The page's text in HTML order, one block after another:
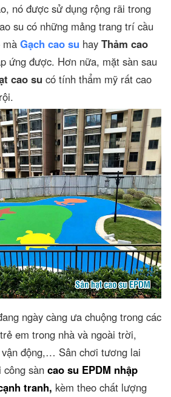
nó được sử dụng rộng rãi trong
su có những mảng trang trí cầu
mà Gạch cao su hay Thảm cao
ứng được. Hơn nữa, mặt sàn sau
cao su có tính thẩm mỹ rất cao
ngày càng ưa chuộng trong các
em trong nhà và ngoài trời,
động,… Sân chơi tương lai
công sàn cao su EPDM nhập
tranh, kèm theo chất lượng